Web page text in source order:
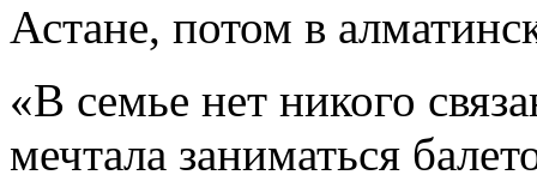
Астане, потом в
«В семье нет никого
мечтала заниматься